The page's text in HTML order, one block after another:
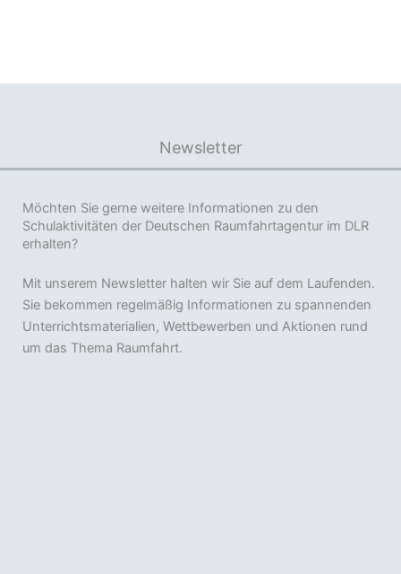
Newsletter
Möchten Sie gerne weitere Informationen zu den
Schulaktivitäten der Deutschen Raumfahrtagentur im DLR
erhalten?
Mit unserem Newsletter halten wir Sie auf dem Laufenden.
Sie bekommen regelmäßig Informationen zu spannenden
Unterrichtsmaterialien, Wettbewerben und Aktionen rund
um das Thema Raumfahrt.